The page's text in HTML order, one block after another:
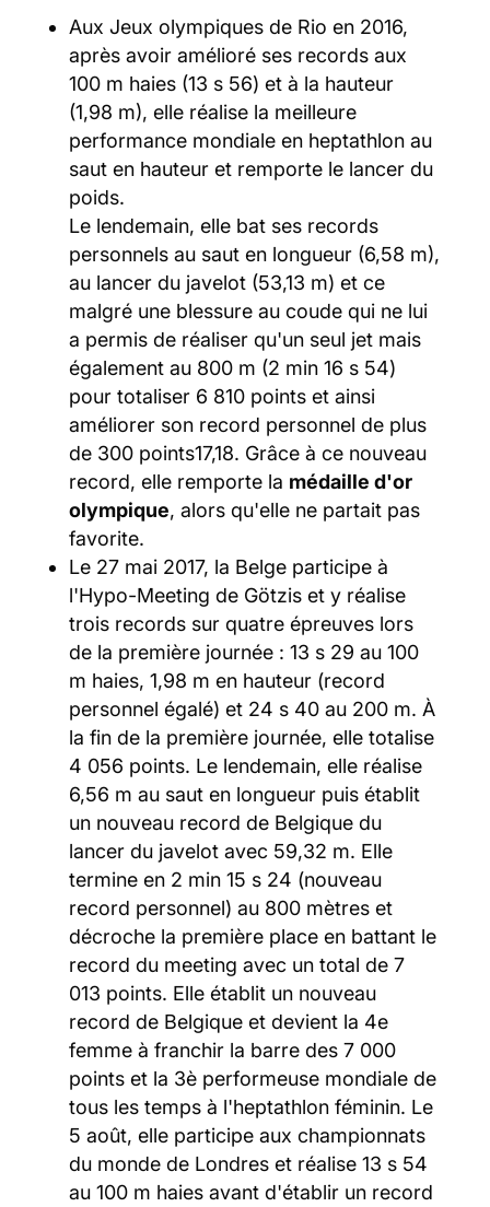
Aux Jeux olympiques de Rio en 2016,
après avoir amélioré ses records aux
100 m haies (13 s 56) et à la hauteur
(1,98 m), elle réalise la meilleure
performance mondiale en heptathlon au
saut en hauteur et remporte le lancer du
poids.
Le lendemain, elle bat ses records
personnels au saut en longueur (6,58 m),
au lancer du javelot (53,13 m) et ce
malgré une blessure au coude qui ne lui
a permis de réaliser qu'un seul jet mais
également au 800 m (2 min 16 s 54)
pour totaliser 6 810 points et ainsi
améliorer son record personnel de plus
de 300 points17,18. Grâce à ce nouveau
record, elle remporte la médaille d'or
olympique, alors qu'elle ne partait pas
favorite.
Le 27 mai 2017, la Belge participe à
l'Hypo-Meeting de Götzis et y réalise
trois records sur quatre épreuves lors
de la première journée : 13 s 29 au 100
m haies, 1,98 m en hauteur (record
personnel égalé) et 24 s 40 au 200 m. À
la fin de la première journée, elle totalise
4 056 points. Le lendemain, elle réalise
6,56 m au saut en longueur puis établit
un nouveau record de Belgique du
lancer du javelot avec 59,32 m. Elle
termine en 2 min 15 s 24 (nouveau
record personnel) au 800 mètres et
décroche la première place en battant le
record du meeting avec un total de 7
013 points. Elle établit un nouveau
record de Belgique et devient la 4e
femme à franchir la barre des 7 000
points et la 3è performeuse mondiale de
tous les temps à l'heptathlon féminin. Le
5 août, elle participe aux championnats
du monde de Londres et réalise 13 s 54
au 100 m haies avant d'établir un record